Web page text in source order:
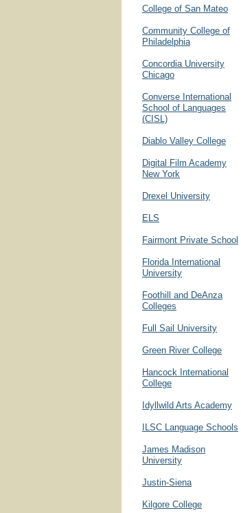
College of San Mateo
Community College of
Philadelphia
Concordia University
Chicago
Converse International
School of Languages
(CISL)
Diablo Valley College
Digital Film Academy
New York
Drexel University
ELS
Fairmont Private School
Florida International
University
Foothill and DeAnza
Colleges
Full Sail University
Green River College
Hancock International
College
Idyllwild Arts Academy
ILSC Language Schools
James Madison
University
Justin-Siena
Kilgore College